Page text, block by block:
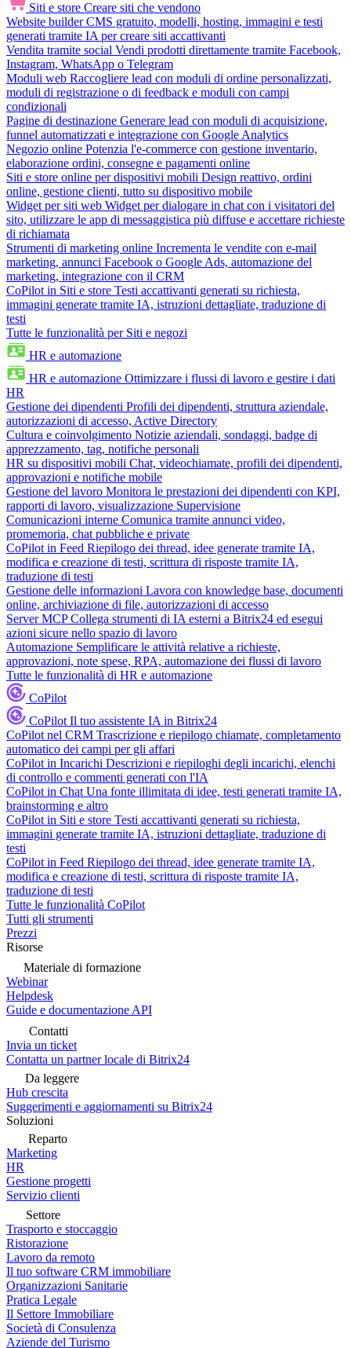
Siti e store Creare siti che vendono
Website builder CMS gratuito, modelli, hosting, immagini e testi
generati tramite IA per creare siti accattivanti
Vendita tramite social Vendi prodotti direttamente tramite Facebook,
Instagram, WhatsApp o Telegram
Moduli web Raccogliere lead con moduli di ordine personalizzati,
moduli di registrazione o di feedback e moduli con campi
condizionali
Pagine di destinazione Generare lead con moduli di acquisizione,
funnel automatizzati e integrazione con Google Analytics
Negozio online Potenzia l'e-commerce con gestione inventario,
elaborazione ordini, consegne e pagamenti online
Siti e store online per dispositivi mobili Design reattivo, ordini
online, gestione clienti, tutto su dispositivo mobile
Widget per siti web Widget per dialogare in chat con i visitatori del
sito, utilizzare le app di messaggistica più diffuse e accettare richieste
di richiamata
Strumenti di marketing online Incrementa le vendite con e-mail
marketing, annunci Facebook o Google Ads, automazione del
marketing, integrazione con il CRM
CoPilot in Siti e store Testi accattivanti generati su richiesta,
immagini generate tramite IA, istruzioni dettagliate, traduzione di
testi
Tutte le funzionalità per Siti e negozi
HR e automazione
HR e automazione Ottimizzare i flussi di lavoro e gestire i dati
HR
Gestione dei dipendenti Profili dei dipendenti, struttura aziendale,
autorizzazioni di accesso, Active Directory
Cultura e coinvolgimento Notizie aziendali, sondaggi, badge di
apprezzamento, tag, notifiche personali
HR su dispositivi mobili Chat, videochiamate, profili dei dipendenti,
approvazioni e notifiche mobile
Gestione del lavoro Monitora le prestazioni dei dipendenti con KPI,
rapporti di lavoro, visualizzazione Supervisione
Comunicazioni interne Comunica tramite annunci video,
promemoria, chat pubbliche e private
CoPilot in Feed Riepilogo dei thread, idee generate tramite IA,
modifica e creazione di testi, scrittura di risposte tramite IA,
traduzione di testi
Gestione delle informazioni Lavora con knowledge base, documenti
online, archiviazione di file, autorizzazioni di accesso
Server MCP Collega strumenti di IA esterni a Bitrix24 ed esegui
azioni sicure nello spazio di lavoro
Automazione Semplificare le attività relative a richieste,
approvazioni, note spese, RPA, automazione dei flussi di lavoro
Tutte le funzionalità di HR e automazione
CoPilot
CoPilot Il tuo assistente IA in Bitrix24
CoPilot nel CRM Trascrizione e riepilogo chiamate, completamento
automatico dei campi per gli affari
CoPilot in Incarichi Descrizioni e riepiloghi degli incarichi, elenchi
di controllo e commenti generati con l'IA
CoPilot in Chat Una fonte illimitata di idee, testi generati tramite IA,
brainstorming e altro
CoPilot in Siti e store Testi accattivanti generati su richiesta,
immagini generate tramite IA, istruzioni dettagliate, traduzione di
testi
CoPilot in Feed Riepilogo dei thread, idee generate tramite IA,
modifica e creazione di testi, scrittura di risposte tramite IA,
traduzione di testi
Tutte le funzionalità CoPilot
Tutti gli strumenti
Prezzi
Risorse
Materiale di formazione
Webinar
Helpdesk
Guide e documentazione API
Contatti
Invia un ticket
Contatta un partner locale di Bitrix24
Da leggere
Hub crescita
Suggerimenti e aggiornamenti su Bitrix24
Soluzioni
Reparto
Marketing
HR
Gestione progetti
Servizio clienti
Settore
Trasporto e stoccaggio
Ristorazione
Lavoro da remoto
Il tuo software CRM immobiliare
Organizzazioni Sanitarie
Pratica Legale
Il Settore Immobiliare
Società di Consulenza
Aziende del Turismo